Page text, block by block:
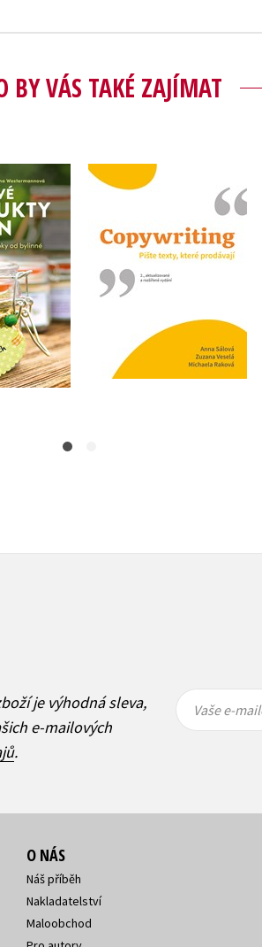
BY VÁS TAKÉ ZAJÍMAT
z
Hugová
Copywriting
Zuzana Veselá
Michaela Raková
Do košíku
499 Kč
399 Kč
je výhodná sleva,
e-mailových
.
mailová
mailová
Vaše e-
O NÁS
Náš příběh
Nakladatelství
Maloobchod